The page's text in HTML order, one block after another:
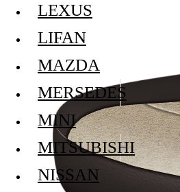
LEXUS
LIFAN
MAZDA
MERSEDES
MINI
MITSUBISHI
NISSAN